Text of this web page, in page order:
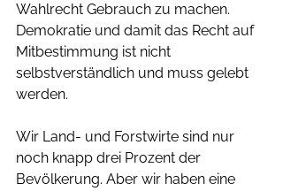
Wahlrecht Gebrauch zu machen.
Demokratie und damit das Recht auf
Mitbestimmung ist nicht
selbstverständlich und muss gelebt
werden.
Wir Land- und Forstwirte sind nur
noch knapp drei Prozent der
Bevölkerung. Aber wir haben eine